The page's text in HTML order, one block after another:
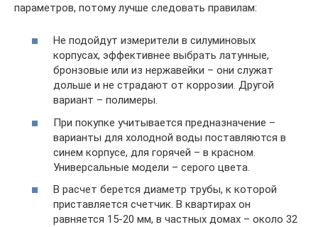
параметров, потому лучше следовать правилам:
Не подойдут измерители в силуминовых
корпусах, эффективнее выбрать латунные,
бронзовые или из нержавейки – они служат
дольше и не страдают от коррозии. Другой
вариант – полимеры.
При покупке учитывается предназначение –
варианты для холодной воды поставляются в
синем корпусе, для горячей – в красном.
Универсальные модели – серого цвета.
В расчет берется диаметр трубы, к которой
приставляется счетчик. В квартирах он
равняется 15-20 мм, в частных домах – около 32